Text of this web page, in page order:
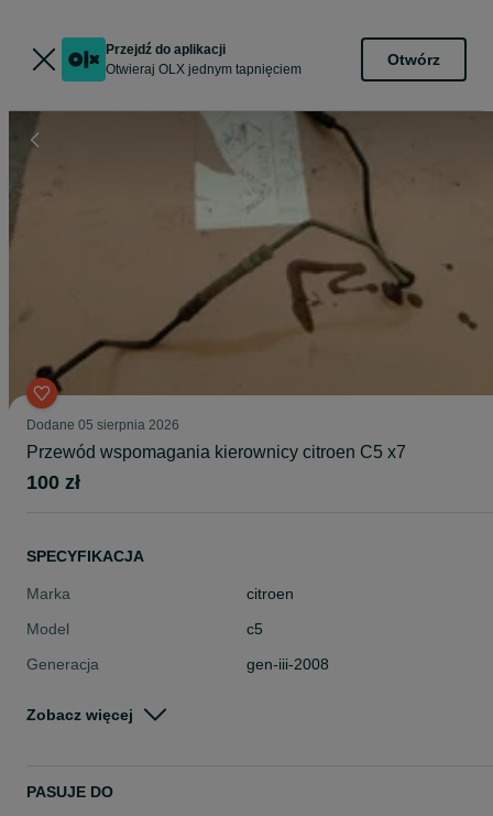
Przejdź do aplikacji
Otwieraj OLX jednym tapnięciem
Otwórz
Dodane 05 sierpnia 2026
Przewód wspomagania kierownicy citroen C5 x7
100 zł
SPECYFIKACJA
Marka
citroen
Model
c5
Generacja
gen-iii-2008
Rodzaj
Zobacz więcej
PASUJE DO